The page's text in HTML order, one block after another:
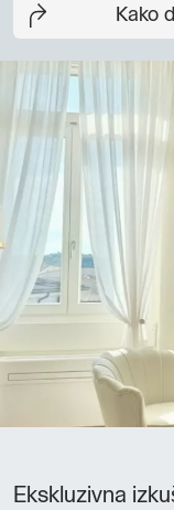
Kako
Ekskluzivna